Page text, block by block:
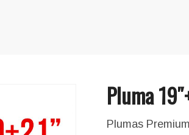
Pluma
Plumas